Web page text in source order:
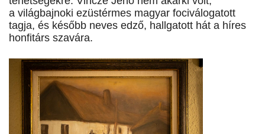
a világbajnoki ezüstérmes magyar fociválogatott
tagja, és később neves edző, hallgatott hát a híres
honfitárs szavára.